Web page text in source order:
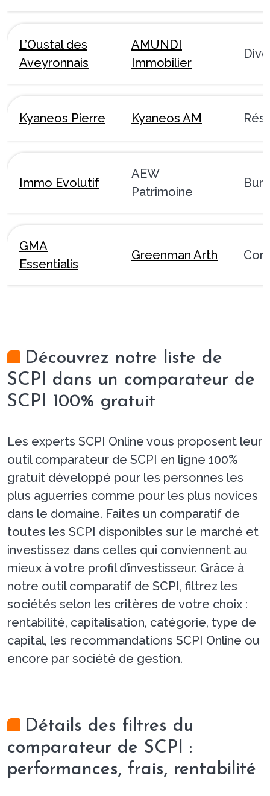
L’Oustal des
Aveyronnais
AMUNDI
Immobilier
Kyaneos Pierre Kyaneos AM
Immo Evolutif
AEW
Patrimoine
GMA
Essentialis
Greenman Arth
Découvrez notre liste de
SCPI dans un comparateur de
SCPI 100% gratuit
Les experts SCPI Online vous proposent leur
outil comparateur de SCPI en ligne 100%
gratuit développé pour les personnes les
plus aguerries comme pour les plus novices
dans le domaine. Faites un comparatif de
toutes les SCPI disponibles sur le marché et
investissez dans celles qui conviennent au
mieux à votre profil d’investisseur. Grâce à
notre outil comparatif de SCPI, filtrez les
sociétés selon les critères de votre choix :
rentabilité, capitalisation, catégorie, type de
capital, les recommandations SCPI Online ou
encore par société de gestion.
Détails des filtres du
comparateur de SCPI :
performances, frais, rentabilité